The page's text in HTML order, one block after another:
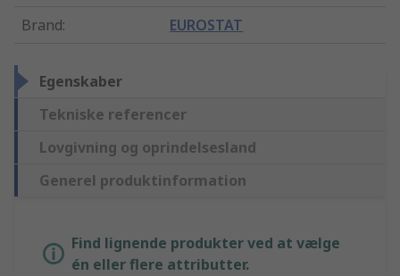
Brand: EUROSTAT
Egenskaber
Tekniske referencer
Lovgivning og oprindelsesland
Generel produktinformation
Find lignende produkter ved at vælge
én eller flere attributter.